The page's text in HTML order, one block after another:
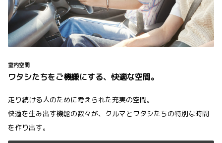
室内空間
ワタシたちをご機嫌にする、快適な空間。
走り続ける人のために考えられた充実の空間。
快適を生み出す機能の数々が、クルマとワタシたちの特別な時間
を作り出す。